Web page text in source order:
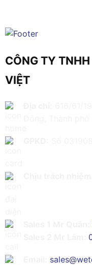
CÔNG TY
VIỆT